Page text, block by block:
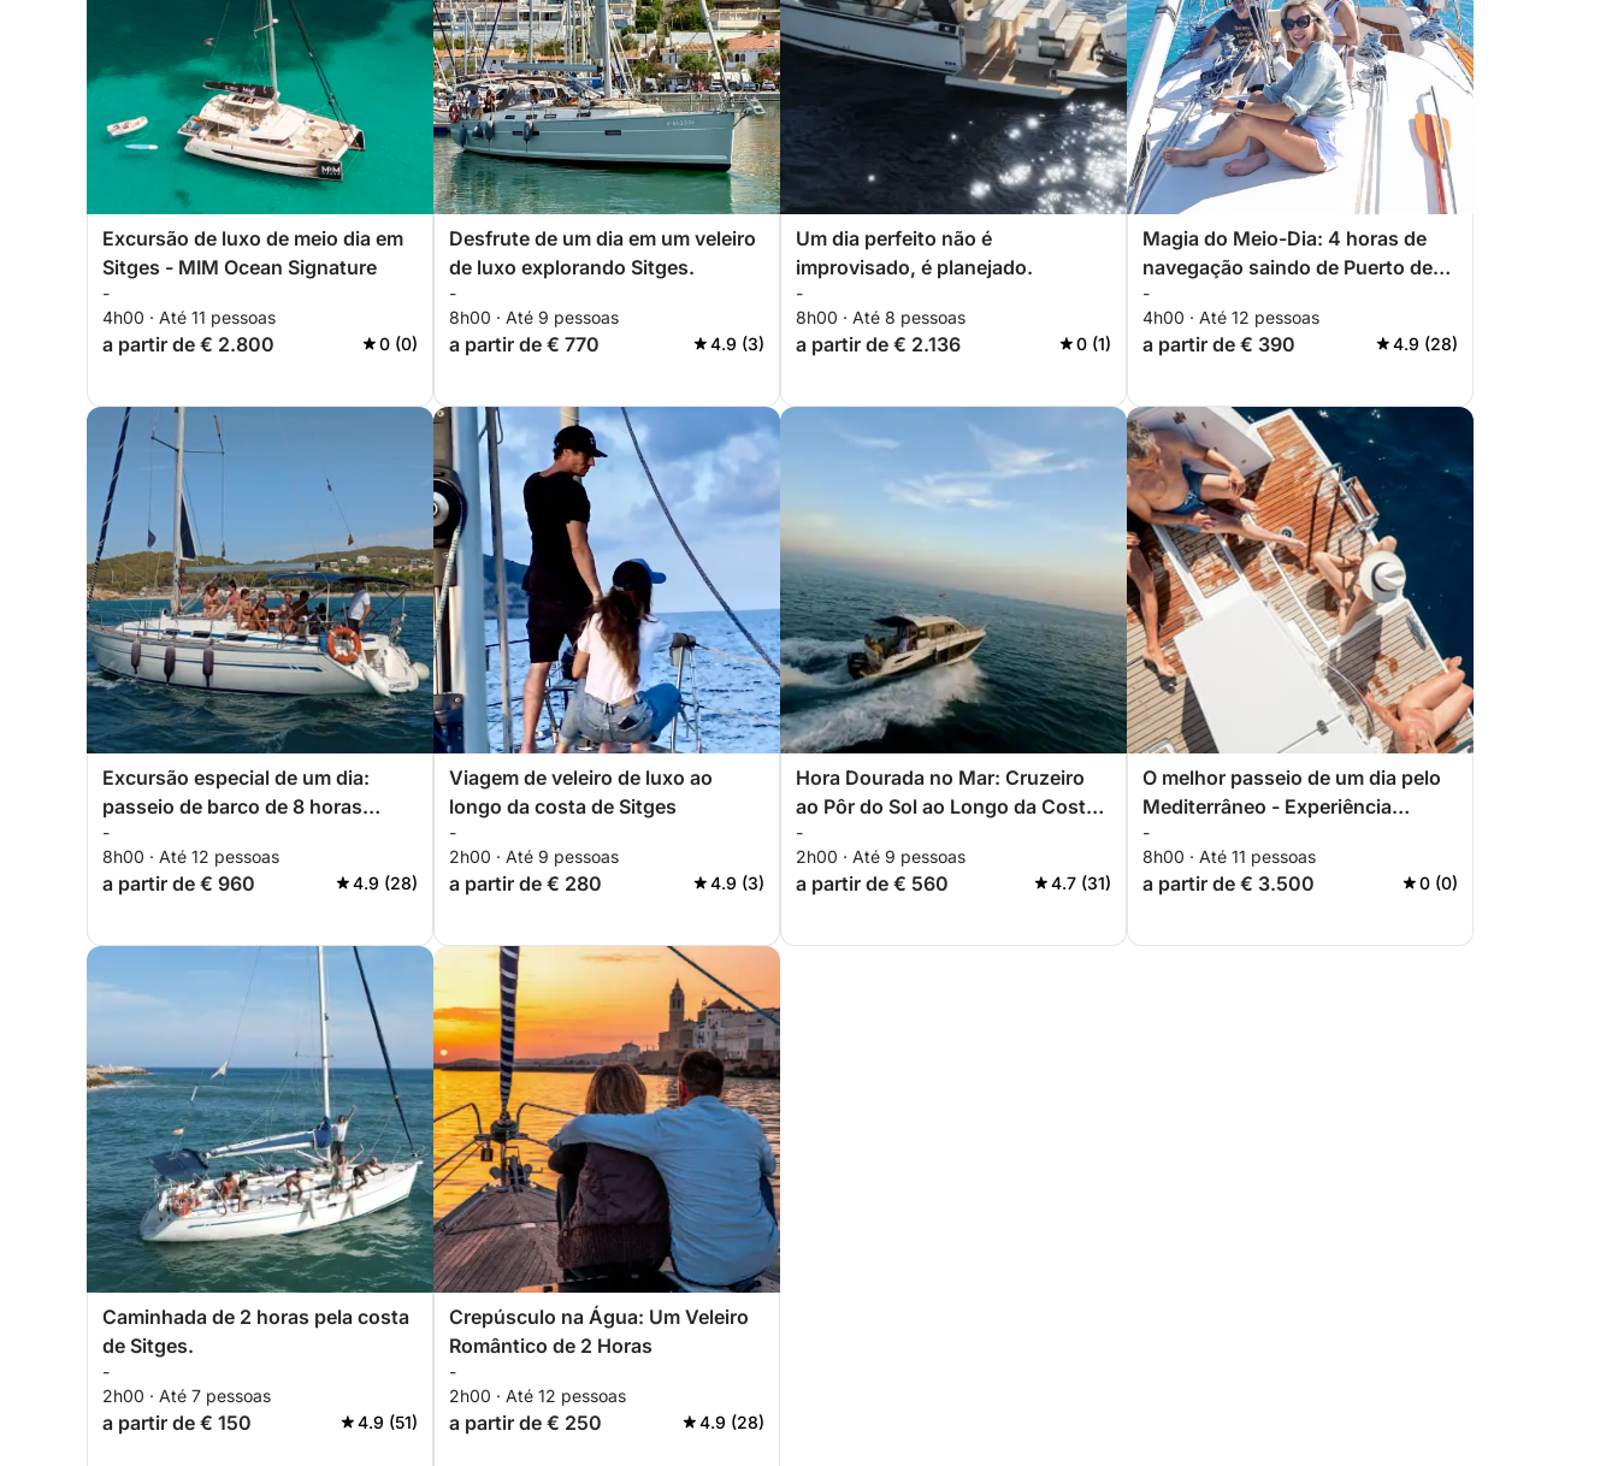
Excursão de luxo de meio dia em
Sitges - MIM Ocean Signature
-
4h00 · Até 11 pessoas
a partir de € 2.800 0 (0)
Desfrute de um dia em um veleiro
de luxo explorando Sitges.
-
8h00 · Até 9 pessoas
a partir de € 770 4.9 (3)
Um dia perfeito não é
improvisado, é planejado.
-
8h00 · Até 8 pessoas
a partir de € 2.136 0 (1)
Magia do Meio-Dia: 4 horas de
navegação saindo de Puerto de
Sitges
-
4h00 · Até 12 pessoas
a partir de € 390 4.9 (28)
Excursão especial de um dia:
passeio de barco de 8 horas
saindo de Sitges Mínimo de 6
pessoas
-
8h00 · Até 12 pessoas
a partir de € 960 4.9 (28)
Viagem de veleiro de luxo ao
longo da costa de Sitges
-
2h00 · Até 9 pessoas
a partir de € 280 4.9 (3)
Hora Dourada no Mar: Cruzeiro
ao Pôr do Sol ao Longo da Costa
de Sitges
-
2h00 · Até 9 pessoas
a partir de € 560 4.7 (31)
O melhor passeio de um dia pelo
Mediterrâneo - Experiência
completa no oceano MIM
-
8h00 · Até 11 pessoas
a partir de € 3.500 0 (0)
Caminhada de 2 horas pela costa
de Sitges.
-
2h00 · Até 7 pessoas
a partir de € 150 4.9 (51)
Crepúsculo na Água: Um Veleiro
Romântico de 2 Horas
-
2h00 · Até 12 pessoas
a partir de € 250 4.9 (28)